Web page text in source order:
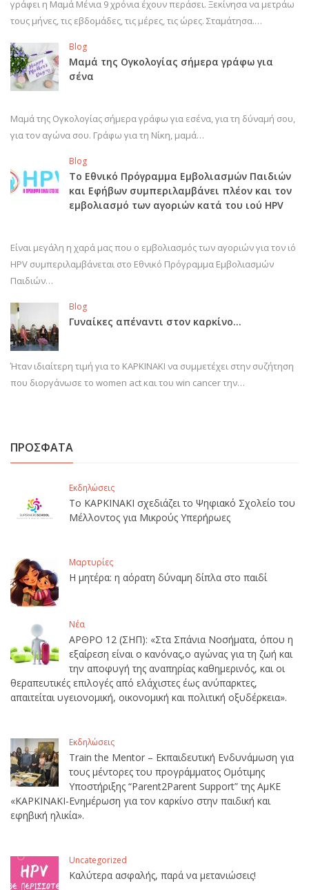
γράφει η Μαμά Μένια 9 χρόνια έχουν περάσει. Ξεκίνησα να μετράω
τους μήνες, τις εβδομάδες, τις μέρες, τις ώρες. Σταμάτησα.…
Blog
Μαμά της Ογκολογίας σήμερα γράφω για
σένα
Μαμά της Ογκολογίας σήμερα γράφω για εσένα, για τη δύναμή σου,
για τον αγώνα σου. Γράφω για τη Νίκη, μαμά…
Blog
Το Εθνικό Πρόγραμμα Εμβολιασμών Παιδιών
και Εφήβων συμπεριλαμβάνει πλέον και τον
εμβολιασμό των αγοριών κατά του ιού HPV
Είναι μεγάλη η χαρά μας που ο εμβολιασμός των αγοριών για τον ιό
HPV συμπεριλαμβάνεται στο Εθνικό Πρόγραμμα Εμβολιασμών
Παιδιών…
Blog
Γυναίκες απέναντι στον καρκίνο…
Ήταν ιδιαίτερη τιμή για το ΚΑΡΚΙΝΑΚΙ να συμμετέχει στην συζήτηση
που διοργάνωσε το women act και του win cancer την…
ΠΡΟΣΦΑΤΑ
Εκδηλώσεις
Το ΚΑΡΚΙΝΑΚΙ σχεδιάζει το Ψηφιακό Σχολείο του
Μέλλοντος για Μικρούς Υπερήρωες
Μαρτυρίες
Η μητέρα: η αόρατη δύναμη δίπλα στο παιδί
Νέα
ΑΡΘΡΟ 12 (ΣΗΠ): «Στα Σπάνια Νοσήματα, όπου η
εξαίρεση είναι ο κανόνας,ο αγώνας για τη ζωή και
την αποφυγή της αναπηρίας καθημερινός, και οι
θεραπευτικές επιλογές από ελάχιστες έως ανύπαρκτες,
απαιτείται υγειονομική, οικονομική και πολιτική οξυδέρκεια».
Εκδηλώσεις
Train the Mentor – Εκπαιδευτική Ενδυνάμωση για
τους μέντορες του προγράμματος Ομότιμης
Υποστήριξης “Parent2Parent Support” της ΑμΚΕ
«ΚΑΡΚΙΝΑΚΙ-Ενημέρωση για τον καρκίνο στην παιδική και
εφηβική ηλικία».
Uncategorized
Καλύτερα ασφαλής, παρά να μετανιώσεις!